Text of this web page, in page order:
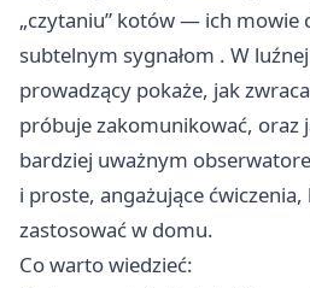
„czytaniu” kotów — ich mowie
subtelnym sygnałom . W
prowadzący pokaże, jak
próbuje zakomunikować, oraz
bardziej uważnym
i proste, angażujące
zastosować w domu.
Co warto wiedzieć: